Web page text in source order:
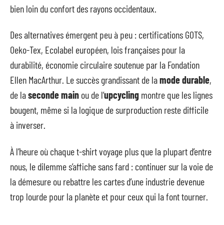
bien loin du confort des rayons occidentaux.
Des alternatives émergent peu à peu : certifications GOTS,
Oeko-Tex, Ecolabel européen, lois françaises pour la
durabilité, économie circulaire soutenue par la Fondation
Ellen MacArthur. Le succès grandissant de lamode durable,
de laseconde main ou de l’upcycling montre que les lignes
bougent, même si la logique de surproduction reste difficile
à inverser.
À l’heure où chaque t-shirt voyage plus que la plupart d’entre
nous, le dilemme s’affiche sans fard : continuer sur la voie de
la démesure ou rebattre les cartes d’une industrie devenue
trop lourde pour la planète et pour ceux qui la font tourner.